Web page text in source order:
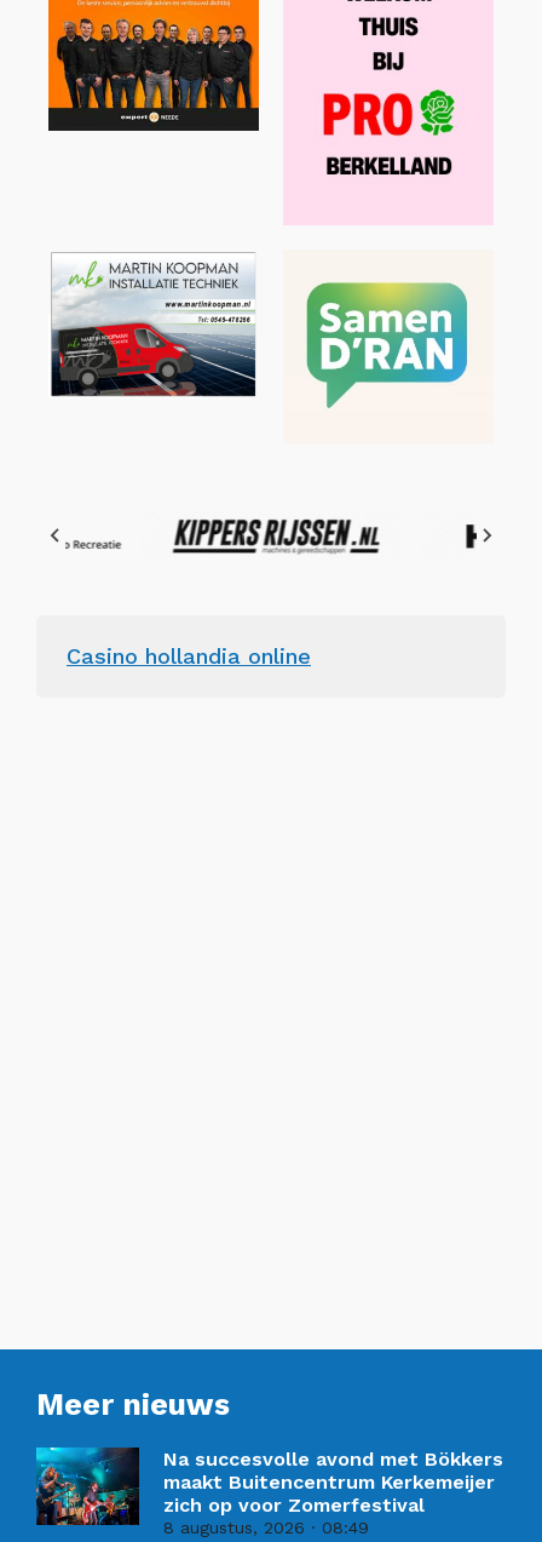
Casino hollandia online
Meer nieuws
Na succesvolle avond met Bökkers
maakt Buitencentrum Kerkemeijer
zich op voor Zomerfestival
8 augustus, 2026 08:49